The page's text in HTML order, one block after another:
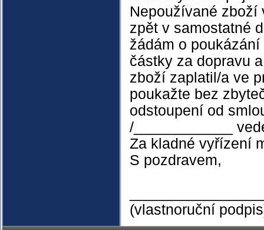
Nepoužívané zboží
zpět v samostatné
žádám o
částky za dopravu
zboží zaplatil/a ve
poukažte bez
odstoupení od
/____________
Za kladné vyřízení
S pozdravem,
(vlastnoruční